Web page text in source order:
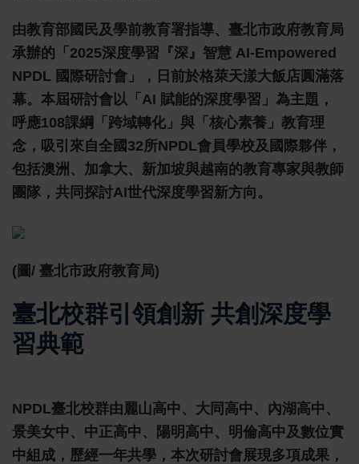
由教育部國民及學前教育署指導、臺北市政府教育局
承辦的「2025深度學習『深』智慧 AI-Empowered
NPDL 國際研討會」，日前於格萊天漾大飯店圓滿落
幕。本屆研討會以「AI 賦能的深度學習」為主題，
呼應108課綱「跨域轉化」與「核心素養」教育理
念，吸引來自全國32所NPDL會員學校及國際夥伴，
包括澳洲、加拿大、新加坡與越南的教育專家與教師
團隊，共同探討AI世代深度學習新方向。
(圖/ 臺北市政府教育局)
臺北校群引領創新 共創深度學
習典範
NPDL臺北校群由麗山高中、大同高中、內湖高中、
景美女中、中正高中、陽明高中、明倫高中及數位實
中組成，歷經一年共學，本次研討會展現多項成果，